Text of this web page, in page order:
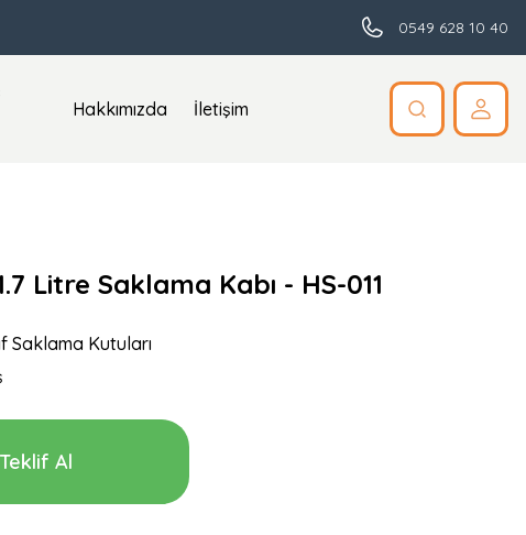
0549 628 10 40
Hakkımızda İletişim
Litre Saklama Kabı - HS-011
Saklama Kutuları
Al